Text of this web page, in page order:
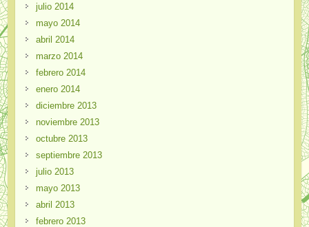
julio 2014
mayo 2014
abril 2014
marzo 2014
febrero 2014
enero 2014
diciembre 2013
noviembre 2013
octubre 2013
septiembre 2013
julio 2013
mayo 2013
abril 2013
febrero 2013